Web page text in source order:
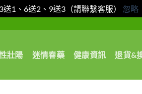
1、6送2、9送3（請聯繫客服） 忽略
壯陽 迷情春藥 健康資訊 退貨&